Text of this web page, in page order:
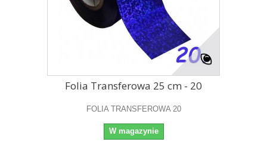
Folia Transferowa 25 cm - 20
FOLIA TRANSFEROWA 20
W magazynie